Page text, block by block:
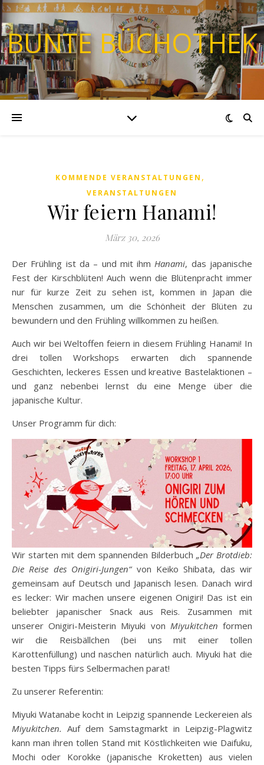
BUNTE BÜCHOTHEK
KOMMENDE VERANSTALTUNGEN ,
VERANSTALTUNGEN
Wir feiern Hanami!
März 30, 2026
Der Frühling ist da – und mit ihmHanami, das japanische
Fest der Kirschblüten! Auch wenn die Blütenpracht immer
nur für kurze Zeit zu sehen ist, kommen in Japan die
Menschen zusammen, um die Schönheit der Blüten zu
bewundern und den Frühling willkommen zu heißen.
Auch wir bei Weltoffen feiern in diesem Frühling Hanami! In
drei tollen Workshops erwarten dich spannende
Geschichten, leckeres Essen und kreative Bastelaktionen –
und ganz nebenbei lernst du eine Menge über die
japanische Kultur.
Unser Programm für dich:
Wir starten mit dem spannenden Bilderbuch „Der Brotdieb:
Die Reise des Onigiri-Jungen“von Keiko Shibata, das wir
gemeinsam auf Deutsch und Japanisch lesen. Danach wird
es lecker: Wir machen unsere eigenen Onigiri! Das ist ein
beliebter japanischer Snack aus Reis. Zusammen mit
unserer Onigiri-Meisterin Miyuki von Miyukitchen formen
wir die Reisbällchen (bei uns mit einer tollen
Karottenfüllung) und naschen natürlich auch. Miyuki hat die
besten Tipps fürs Selbermachen parat!
Zu unserer Referentin:
Miyuki Watanabe kocht in Leipzig spannende Leckereien als
Miyukitchen. Auf dem Samstagmarkt in Leipzig-Plagwitz
kann man ihren tollen Stand mit Köstlichkeiten wie Daifuku,
Mochi oder Korokke (japanische Kroketten) aus vielen